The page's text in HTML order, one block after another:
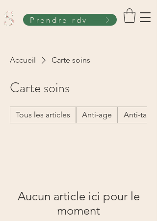
Prendre rdv
Accueil Carte soins
Carte soins
Tous les articles Anti-age Anti-
Aucun article ici pour le
moment